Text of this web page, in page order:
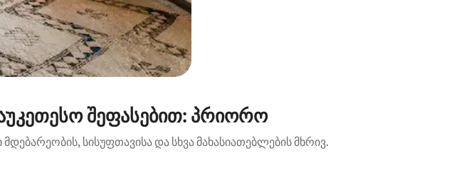
შეფასებით: პრიორო
სისუფთავისა და სხვა მახასიათებლების მხრივ.